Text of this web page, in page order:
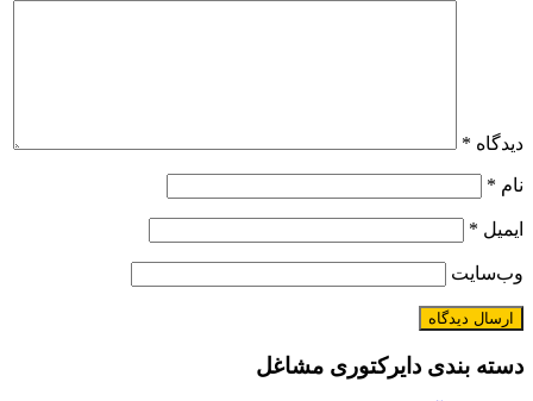
دیدگاه *
نام *
ایمیل *
وب‌سایت
دسته بندی دایرکتوری مشاغل